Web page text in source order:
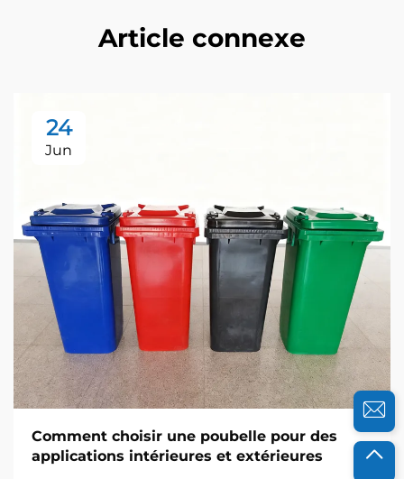
Article connexe
24
Jun
Comment choisir une poubelle pour des
applications intérieures et extérieures